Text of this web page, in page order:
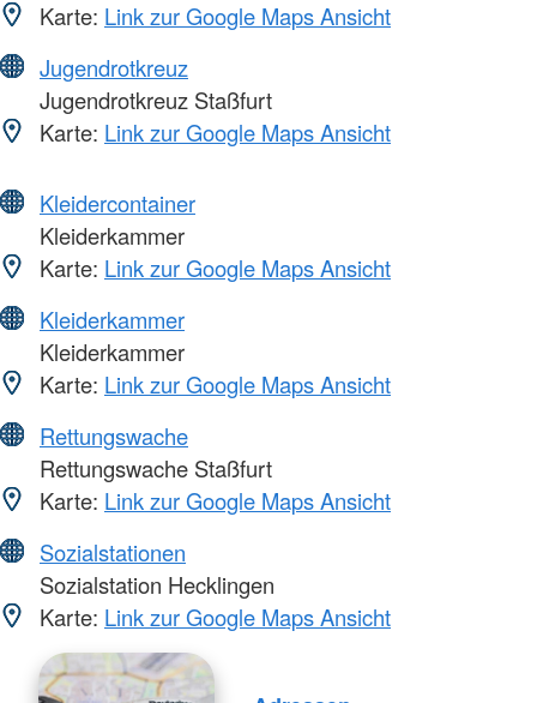
Karte: Link zur Google Maps Ansicht
Jugendrotkreuz
Jugendrotkreuz Staßfurt
Karte: Link zur Google Maps Ansicht
Kleidercontainer
Kleiderkammer
Karte: Link zur Google Maps Ansicht
Kleiderkammer
Kleiderkammer
Karte: Link zur Google Maps Ansicht
Rettungswache
Rettungswache Staßfurt
Karte: Link zur Google Maps Ansicht
Sozialstationen
Sozialstation Hecklingen
Karte: Link zur Google Maps Ansicht